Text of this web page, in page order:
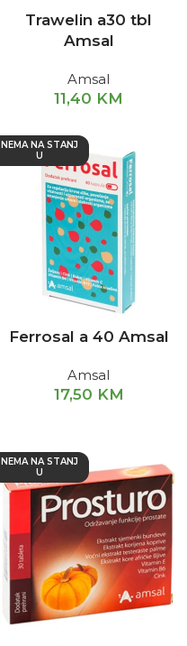
Trawelin a30 tbl
Amsal
Amsal
11,40 KM
NEMA NA STANJ
U
Ferrosal a 40 Amsal
Amsal
17,50 KM
NEMA NA STANJ
U